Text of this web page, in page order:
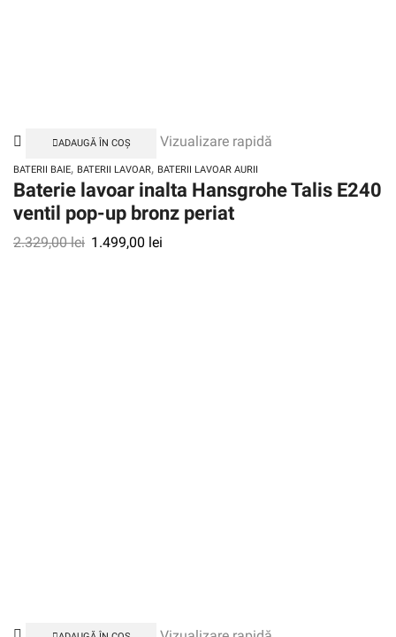
ADAUGĂ ÎN COȘ Vizualizare rapidă
BATERII BAIE, BATERII LAVOAR, BATERII LAVOAR AURII
Baterie lavoar inalta Hansgrohe Talis E240
ventil pop-up bronz periat
2.329,00lei 1.499,00 lei